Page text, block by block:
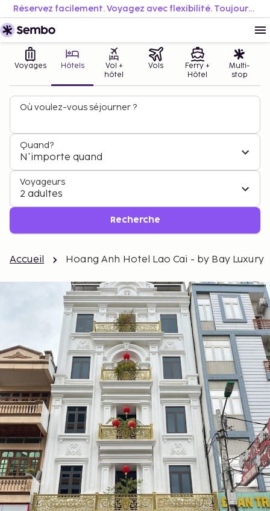
Réservez facilement. Voyagez avec flexibilité. Toujours au meilleur prix.
Voyages Hôtels
Vol +
hôtel
Vols
Ferry +
Hôtel
Multi-
stop
Où voulez-vous séjourner ?
Quand?
N'importe quand
Voyageurs
2 adultes
Recherche
Accueil Hoang Anh Hotel Lao Cai - by Bay Luxury